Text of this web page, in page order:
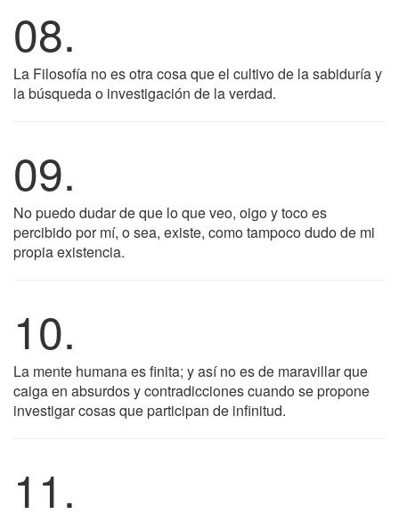
08.
La Filosofía no es otra cosa que el cultivo de la sabiduría y
la búsqueda o investigación de la verdad.
09.
No puedo dudar de que lo que veo, oigo y toco es
percibido por mí, o sea, existe, como tampoco dudo de mi
propia existencia.
10.
La mente humana es finita; y así no es de maravillar que
caiga en absurdos y contradicciones cuando se propone
investigar cosas que participan de infinitud.
11.